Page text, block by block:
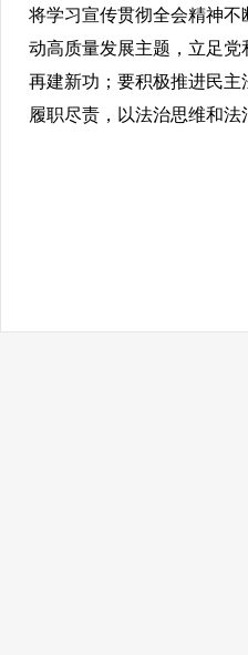
将学习宣传贯彻全会精神不
动高质量发展主题，立足
再建新功；要积极推进民
履职尽责，以法治思维和